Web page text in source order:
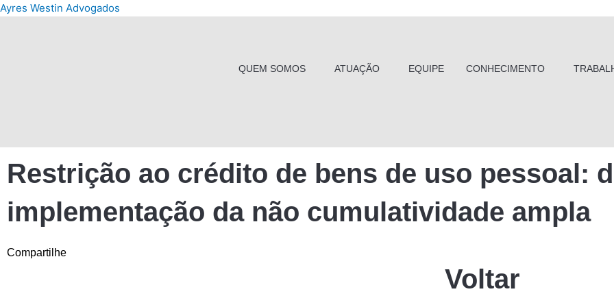
Ir
Ayres Westin Advogados
QUEM SOMOS ATUAÇÃO EQUIPE CONHECIMENTO
Restrição ao crédito de bens de uso pessoal:
implementação da não cumulatividade ampla
Compartilhe
Voltar